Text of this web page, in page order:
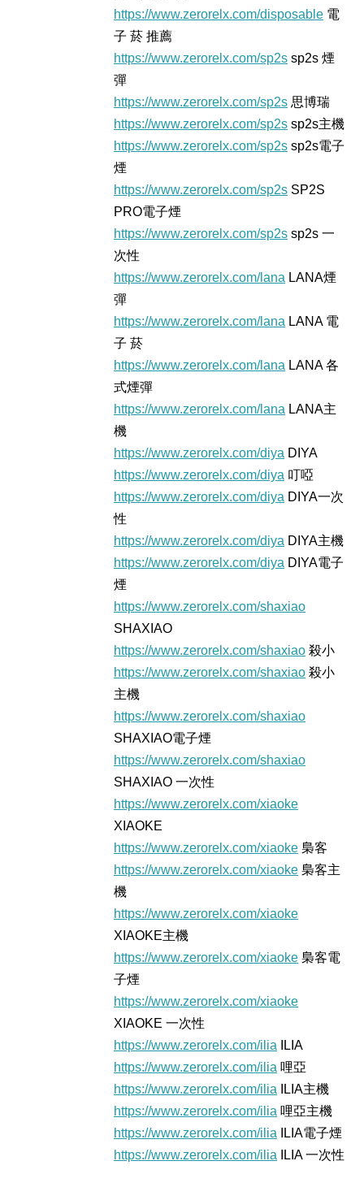
https://www.zerorelx.com/disposable 電
子 菸 推薦
https://www.zerorelx.com/sp2s sp2s 煙
彈​
https://www.zerorelx.com/sp2s 思博瑞
https://www.zerorelx.com/sp2s sp2s主機
https://www.zerorelx.com/sp2s sp2s電子
煙
https://www.zerorelx.com/sp2s SP2S
PRO電子煙
https://www.zerorelx.com/sp2s sp2s 一
次性
https://www.zerorelx.com/lana LANA煙
彈
https://www.zerorelx.com/lana LANA 電
子 菸​
https://www.zerorelx.com/lana LANA 各
式煙彈
https://www.zerorelx.com/lana LANA主
機
https://www.zerorelx.com/diya DIYA
https://www.zerorelx.com/diya 叮啞
https://www.zerorelx.com/diya DIYA一次
性
https://www.zerorelx.com/diya DIYA主機
https://www.zerorelx.com/diya DIYA電子
煙
https://www.zerorelx.com/shaxiao
SHAXIAO
https://www.zerorelx.com/shaxiao 殺小
https://www.zerorelx.com/shaxiao 殺小
主機
https://www.zerorelx.com/shaxiao
SHAXIAO電子煙
https://www.zerorelx.com/shaxiao
SHAXIAO 一次性
https://www.zerorelx.com/xiaoke
XIAOKE
https://www.zerorelx.com/xiaoke 梟客
https://www.zerorelx.com/xiaoke 梟客主
機
https://www.zerorelx.com/xiaoke
XIAOKE主機
https://www.zerorelx.com/xiaoke 梟客電
子煙
https://www.zerorelx.com/xiaoke
XIAOKE 一次性
https://www.zerorelx.com/ilia ILIA
https://www.zerorelx.com/ilia 哩亞
https://www.zerorelx.com/ilia ILIA主機
https://www.zerorelx.com/ilia 哩亞主機
https://www.zerorelx.com/ilia ILIA電子煙
https://www.zerorelx.com/ilia ILIA 一次性